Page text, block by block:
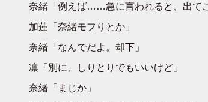
奈緒「例えば……急に言われると、出て
加蓮「奈緒モフりとか」
奈緒「なんでだよ。却下」
凛「別に、しりとりでもいいけど」
奈緒「まじか」